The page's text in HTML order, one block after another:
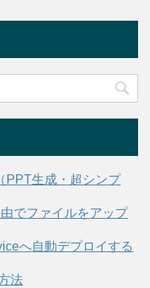
PPT生成・超シンプ
でファイルをアップ
へ自動デプロイする
法